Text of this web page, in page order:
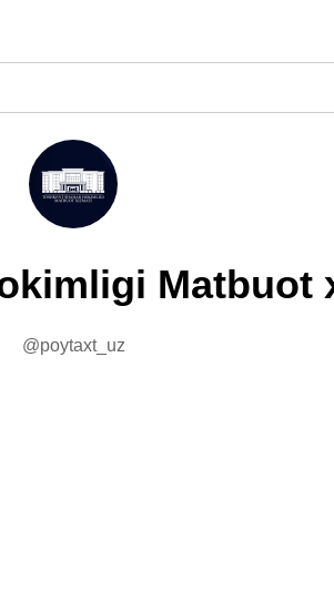
Matbuot
@poytaxt_uz